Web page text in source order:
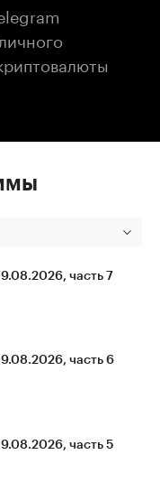
часть 7
часть 6
часть 5